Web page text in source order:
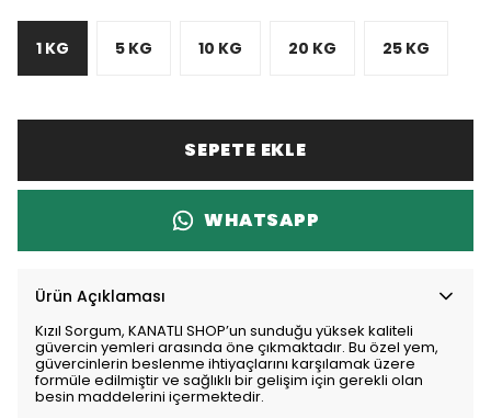
1 KG 5 KG 10 KG 20 KG 25 KG
SEPETE EKLE
WHATSAPP
Ürün Açıklaması
Kızıl Sorgum, KANATLI SHOP’un sunduğu yüksek kaliteli
güvercin yemleri arasında öne çıkmaktadır. Bu özel yem,
güvercinlerin beslenme ihtiyaçlarını karşılamak üzere
formüle edilmiştir ve sağlıklı bir gelişim için gerekli olan
besin maddelerini içermektedir.